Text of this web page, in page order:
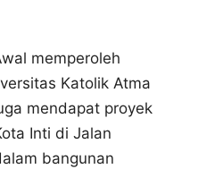
memperoleh
Katolik Atma
mendapat proyek
Inti di Jalan
bangunan